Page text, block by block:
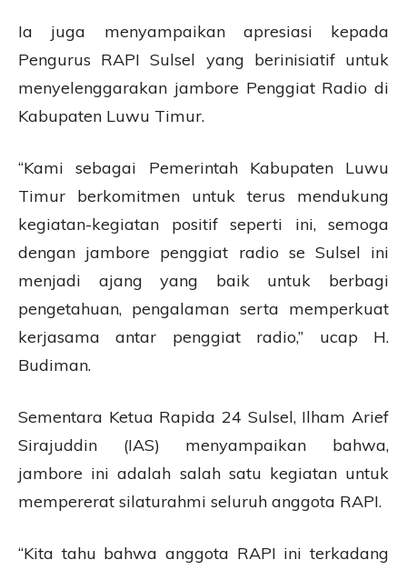
Ia juga menyampaikan apresiasi kepada
Pengurus RAPI Sulsel yang berinisiatif untuk
menyelenggarakan jambore Penggiat Radio di
Kabupaten Luwu Timur.
“Kami sebagai Pemerintah Kabupaten Luwu
Timur berkomitmen untuk terus mendukung
kegiatan-kegiatan positif seperti ini, semoga
dengan jambore penggiat radio se Sulsel ini
menjadi ajang yang baik untuk berbagi
pengetahuan, pengalaman serta memperkuat
kerjasama antar penggiat radio,” ucap H.
Budiman.
Sementara Ketua Rapida 24 Sulsel, Ilham Arief
Sirajuddin (IAS) menyampaikan bahwa,
jambore ini adalah salah satu kegiatan untuk
mempererat silaturahmi seluruh anggota RAPI.
“Kita tahu bahwa anggota RAPI ini terkadang